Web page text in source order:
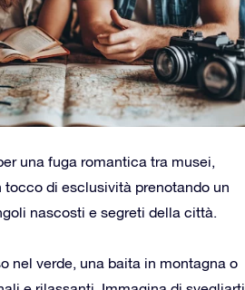
una fuga romantica tra musei,
di esclusività prenotando un
nascosti e segreti della città.
nel verde, una baita in montagna o